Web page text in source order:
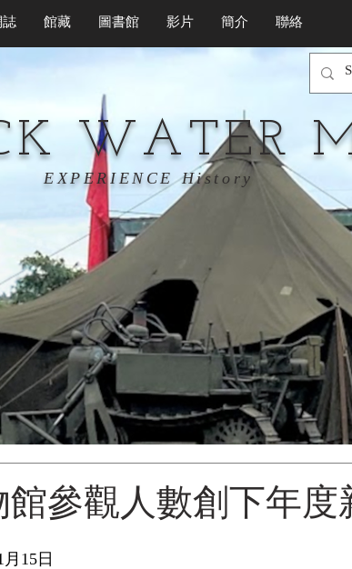
誌 館藏 圖書館 影片 簡介 聯絡
WATER
EXPERIENCE History
館參觀人數創下年度
15日